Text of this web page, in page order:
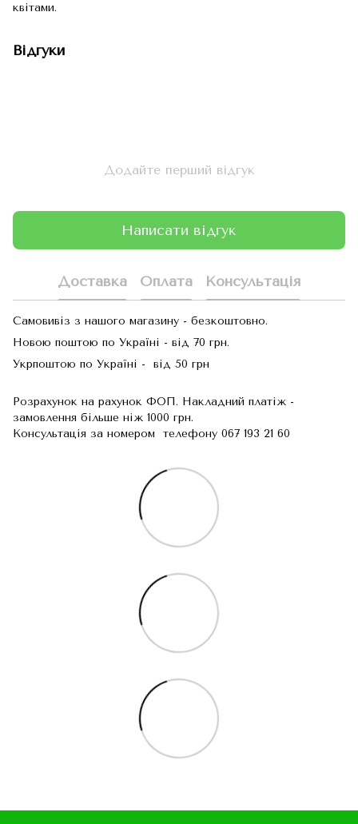
квітами.
Відгуки
Додайте перший відгук
Написати відгук
Доставка Оплата Консультація
Самовивіз з нашого магазину - безкоштовно.
Новою поштою по Україні - від 70 грн.
Укрпоштою по Україні - від 50 грн
Розрахунок на рахунок ФОП. Накладний платіж -
замовлення більше ніж 1000 грн.
Консультація за номером телефону 067 193 21 60